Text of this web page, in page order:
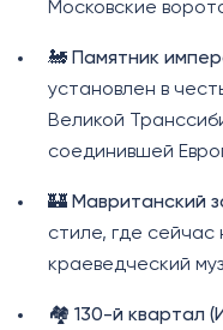
Московские
🚂 Памятник
установлен в
Великой
соединившей
🏰 Мавританский
стиле, где сейчас
краеведческий
🏘️ 130-й квартал